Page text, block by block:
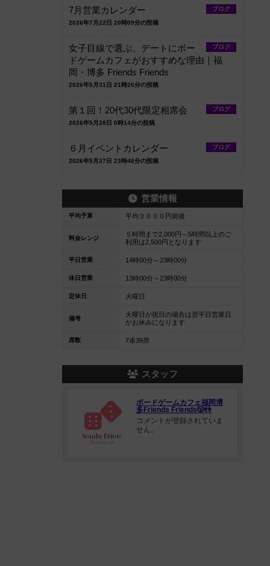
ブログ
7月営業カレンダー
2026年7月22日 20時09分の投稿
ブログ
女子目線で選ぶ、デートにボー
ドゲームカフェがおすすめな理由｜福
岡・博多 Friends Friends
2026年5月31日 21時26分の投稿
ブログ
第１回！20代30代限定相席会
2026年5月28日 0時14分の投稿
ブログ
６月イベントカレンダー
2026年5月27日 23時46分の投稿
営業情報
平均予算 平均２０００円前後
料金レンジ
５時間まで2,000円～5時間以上のご
利用は2,500円となります
平日営業 14時00分～23時00分
休日営業 13時00分～23時00分
定休日 火曜日
備考
火曜日が祝日の場合は翌平日営業日
がお休みになります
席数 7卓39席
スタッフ
ボードゲームカフェ福岡博
多Friends Friends🎲👫
コメントが登録されていま
せん。